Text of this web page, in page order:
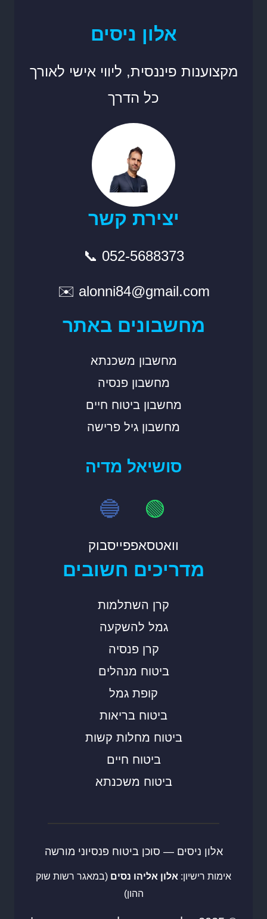
אלון ניסים
מקצוענות פיננסית, ליווי אישי לאורך
כל הדרך
יצירת קשר
📞 052-5688373
✉️ alonni84@gmail.com
מחשבונים באתר
מחשבון משכנתא
מחשבון פנסיה
מחשבון ביטוח חיים
מחשבון גיל פרישה
סושיאל מדיה
🟢
וואטסאפ
🔵
פייסבוק
מדריכים חשובים
קרן השתלמות
גמל להשקעה
קרן פנסיה
ביטוח מנהלים
קופת גמל
ביטוח בריאות
ביטוח מחלות קשות
ביטוח חיים
ביטוח משכנתא
אלון ניסים — סוכן ביטוח פנסיוני מורשה
אימות רישיון: אלון אליהו נסים (במאגר רשות שוק
ההון)